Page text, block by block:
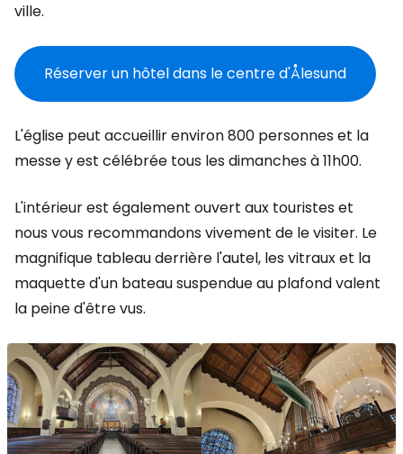
ville.
Réserver un hôtel dans le centre d'Ålesund
L'église peut accueillir environ 800 personnes et la
messe y est célébrée tous les dimanches à 11h00.
L'intérieur est également ouvert aux touristes et
nous vous recommandons vivement de le visiter. Le
magnifique tableau derrière l'autel, les vitraux et la
maquette d'un bateau suspendue au plafond valent
la peine d'être vus.